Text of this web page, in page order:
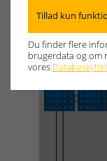
Tillad kun
Du finder flere
brugerdata og om
vores